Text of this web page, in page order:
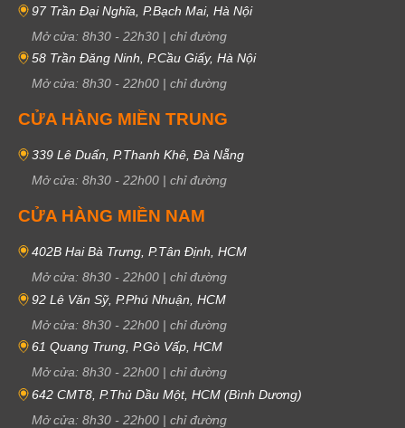
97 Trần Đại Nghĩa, P.Bạch Mai, Hà Nội
Mở cửa: 8h30 - 22h30 | chỉ đường
58 Trần Đăng Ninh, P.Cầu Giấy, Hà Nội
Mở cửa: 8h30 - 22h00 | chỉ đường
CỬA HÀNG MIỀN TRUNG
339 Lê Duẩn, P.Thanh Khê, Đà Nẵng
Mở cửa: 8h30 - 22h00 | chỉ đường
CỬA HÀNG MIỀN NAM
402B Hai Bà Trưng, P.Tân Định, HCM
Mở cửa: 8h30 - 22h00 | chỉ đường
92 Lê Văn Sỹ, P.Phú Nhuận, HCM
Mở cửa: 8h30 - 22h00 | chỉ đường
61 Quang Trung, P.Gò Vấp, HCM
Mở cửa: 8h30 - 22h00 | chỉ đường
642 CMT8, P.Thủ Dầu Một, HCM (Bình Dương)
Mở cửa: 8h30 - 22h00 | chỉ đường